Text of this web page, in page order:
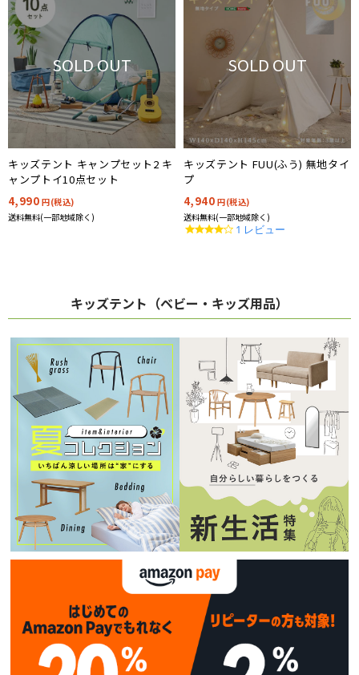
SOLD OUT
キッズテント キャンプセット2 キ
ャンプトイ10点セット
4,990円(税込)
送料無料(一部地域除く)
SOLD OUT
キッズテント FUU(ふう) 無地タイ
プ
4,940円(税込)
送料無料(一部地域除く)
4.0
1 レビュー
キッズテント（ベビー・キッズ用品）